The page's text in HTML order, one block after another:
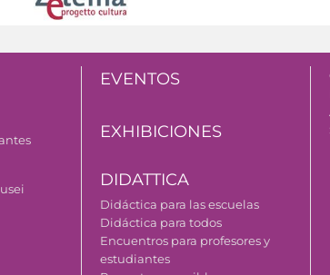
EVENTOS
EXHIBICIONES
DIDATTICA
Didáctica para las escuelas
Didáctica para todos
Encuentros para profesores y
estudiantes